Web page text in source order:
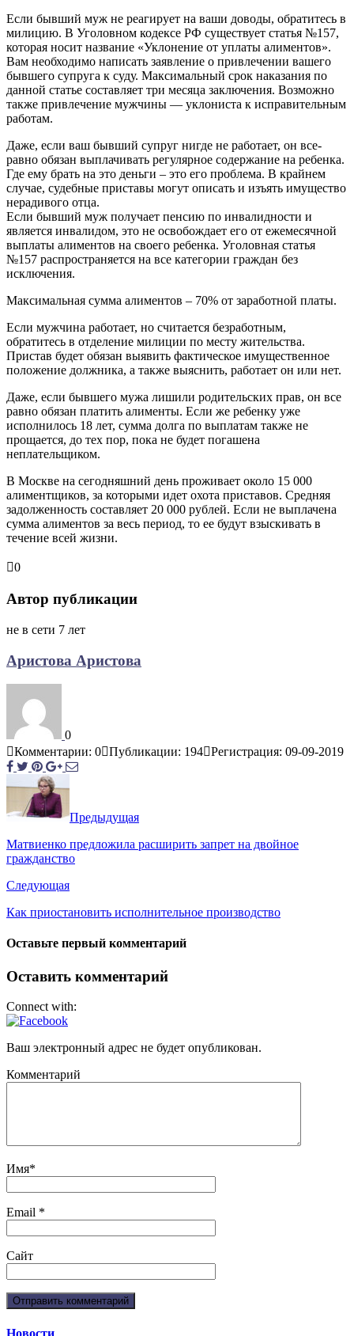
Если бывший муж не реагирует на ваши доводы, обратитесь в
милицию. В Уголовном кодексе РФ существует статья №157,
которая носит название «Уклонение от уплаты алиментов».
Вам необходимо написать заявление о привлечении вашего
бывшего супруга к суду. Максимальный срок наказания по
данной статье составляет три месяца заключения. Возможно
также привлечение мужчины — уклониста к исправительным
работам.
Даже, если ваш бывший супруг нигде не работает, он все-
равно обязан выплачивать регулярное содержание на ребенка.
Где ему брать на это деньги – это его проблема. В крайнем
случае, судебные приставы могут описать и изъять имущество
нерадивого отца.
Если бывший муж получает пенсию по инвалидности и
является инвалидом, это не освобождает его от ежемесячной
выплаты алиментов на своего ребенка. Уголовная статья
№157 распространяется на все категории граждан без
исключения.
Максимальная сумма алиментов – 70% от заработной платы.
Если мужчина работает, но считается безработным,
обратитесь в отделение милиции по месту жительства.
Пристав будет обязан выявить фактическое имущественное
положение должника, а также выяснить, работает он или нет.
Даже, если бывшего мужа лишили родительских прав, он все
равно обязан платить алименты. Если же ребенку уже
исполнилось 18 лет, сумма долга по выплатам также не
прощается, до тех пор, пока не будет погашена
неплательщиком.
В Москве на сегодняшний день проживает около 15 000
алиментщиков, за которыми идет охота приставов. Средняя
задолженность составляет 20 000 рублей. Если не выплачена
сумма алиментов за весь период, то ее будут взыскивать в
течение всей жизни.
0
Автор публикации
не в сети 7 лет
Аристова Аристова
0
Комментарии: 0 Публикации: 194 Регистрация: 09-09-2019
Предыдущая
Матвиенко предложила расширить запрет на двойное
гражданство
Следующая
Как приостановить исполнительное производство
Оставьте первый комментарий
Оставить комментарий
Connect with:
Ваш электронный адрес не будет опубликован.
Комментарий
Имя*
Email *
Сайт
Новости